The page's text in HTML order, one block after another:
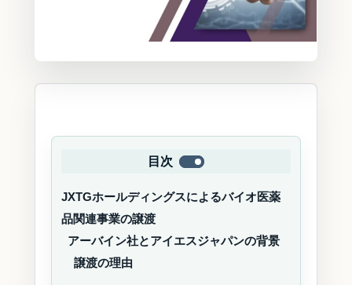
目次
JXTGホールディングスによるバイオ医薬
品関連事業の譲渡
アーバイン社とアイエスジャパンの背景
譲渡の理由